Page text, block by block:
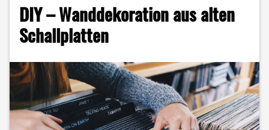
DIY – Wanddekoration aus alten
Schallplatten